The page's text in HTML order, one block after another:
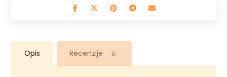
Opis Recenzije 0